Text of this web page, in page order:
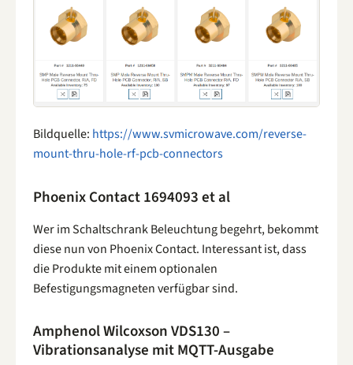
Bildquelle: https://www.svmicrowave.com/reverse-
mount-thru-hole-rf-pcb-connectors
Phoenix Contact 1694093 et al
Wer im Schaltschrank Beleuchtung begehrt, bekommt
diese nun von Phoenix Contact. Interessant ist, dass
die Produkte mit einem optionalen
Befestigungsmagneten verfügbar sind.
Amphenol Wilcoxson VDS130 –
Vibrationsanalyse mit MQTT-Ausgabe